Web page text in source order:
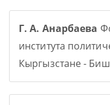
Г. А. Анарбаева
института
Кыргызстане -